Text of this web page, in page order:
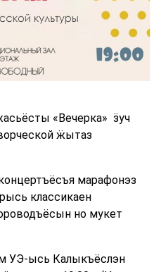
«Вечерка» ӟуч
ӝытаз
марафонэз
классикаен
но мукет
УЭ-ысь Калыкъёслэн